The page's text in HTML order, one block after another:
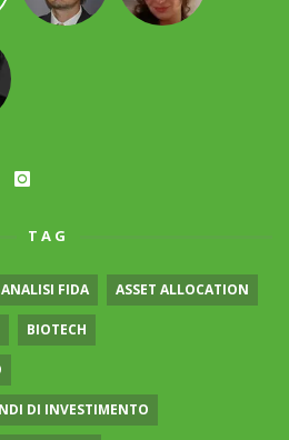
TAG
ANALISI FIDA ASSET ALLOCATION
BIOTECH
DI INVESTIMENTO